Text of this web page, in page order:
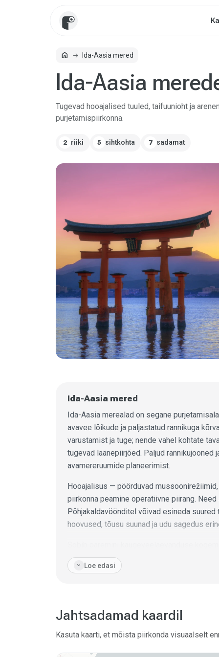
homeAvalehtIda-Aasia mered
Ida-Aasia
Tugevad hooajalised tuuled, taifuunioht ja
purjetamispiirkonna.
2 riiki 5 sihtkohta 7 sadamat
Ida-Aasia mered
Ida-Aasia merealad on segane
avavee lõikude ja paljastatud rannikuga
varustamist ja tuge; nende vahel kohtate
tugevad läänepiirjõed. Paljud rannikujooned
avamereruumide planeerimist.
Hooajalisus — pöörduvad
piirkonna peamine operatiivne piirang.
Põhjakaldavöönditel võivad esineda
hoovused, tõusu suunad ja udu sagedus
pikkade üleminekutega kaubandustrafikis
keskustega on vähem nõudlikud vähem
jaoks ametlike kaartide/Notices to
ning kavandatud peatuskohtade kai
logistikaetappide jaoks keskuste vahel. Kui
expand_more Loe edasi
Jahtsadamad kaardil
Kasuta kaarti, et mõista piirkonda visuaalselt